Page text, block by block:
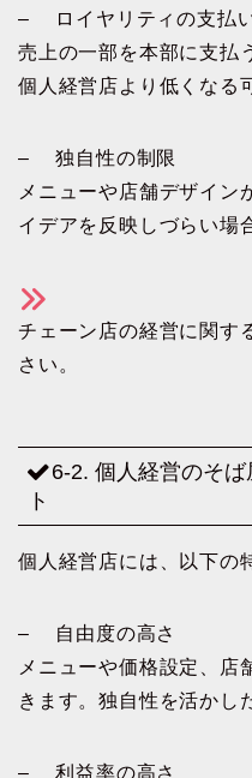
– ロイヤリティの支払
売上の一部を本部に支払
個人経営店より低くなる
– 独自性の制限
メニューや店舗デザイン
イデアを反映しづらい場
チェーン店の経営に関す
さい。
6-2. 個人経営のそ
ト
個人経営店には、以下の
– 自由度の高さ
メニューや価格設定、店
きます。独自性を活かし
– 利益率の高さ